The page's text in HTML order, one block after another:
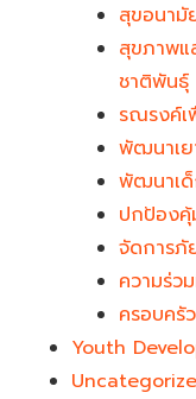
สุขอนามั
สุขภาพแ
ชาติพันธุ์
รณรงค์เ
พัฒนาเย
พัฒนาเด็
ปกป้องคุ้
จัดการ
ความร่ว
ครอบครั
Youth